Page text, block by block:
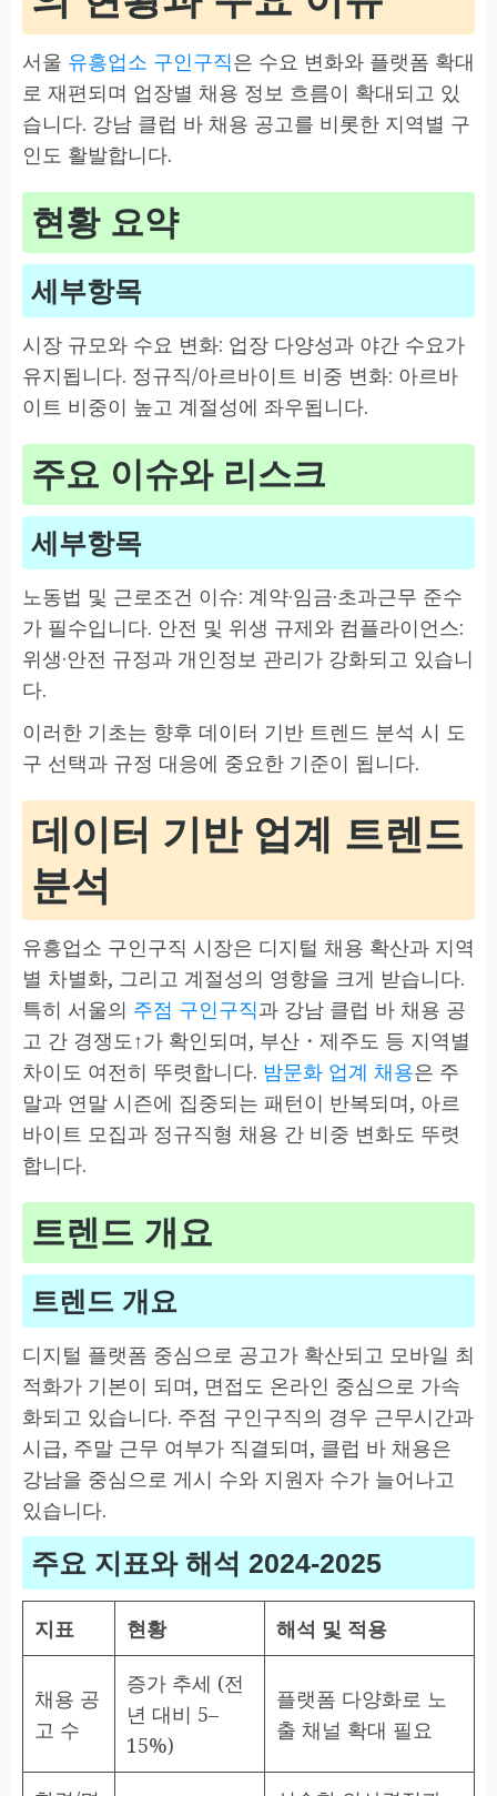
서울 유흥업소 구인구직은 수요 변화와 플랫폼 확대
로 재편되며 업장별 채용 정보 흐름이 확대되고 있
습니다. 강남 클럽 바 채용 공고를 비롯한 지역별 구
인도 활발합니다.
현황 요약
세부항목
시장 규모와 수요 변화: 업장 다양성과 야간 수요가
유지됩니다. 정규직/아르바이트 비중 변화: 아르바
이트 비중이 높고 계절성에 좌우됩니다.
주요 이슈와 리스크
세부항목
노동법 및 근로조건 이슈: 계약·임금·초과근무 준수
가 필수입니다. 안전 및 위생 규제와 컴플라이언스:
위생·안전 규정과 개인정보 관리가 강화되고 있습니
다.
이러한 기초는 향후 데이터 기반 트렌드 분석 시 도
구 선택과 규정 대응에 중요한 기준이 됩니다.
데이터 기반 업계 트렌드
분석
유흥업소 구인구직 시장은 디지털 채용 확산과 지역
별 차별화, 그리고 계절성의 영향을 크게 받습니다.
특히 서울의 주점 구인구직과 강남 클럽 바 채용 공
고 간 경쟁도↑가 확인되며, 부산・제주도 등 지역별
차이도 여전히 뚜렷합니다. 밤문화 업계 채용은 주
말과 연말 시즌에 집중되는 패턴이 반복되며, 아르
바이트 모집과 정규직형 채용 간 비중 변화도 뚜렷
합니다.
트렌드 개요
트렌드 개요
디지털 플랫폼 중심으로 공고가 확산되고 모바일 최
적화가 기본이 되며, 면접도 온라인 중심으로 가속
화되고 있습니다. 주점 구인구직의 경우 근무시간과
시급, 주말 근무 여부가 직결되며, 클럽 바 채용은
강남을 중심으로 게시 수와 지원자 수가 늘어나고
있습니다.
주요 지표와 해석 2024-2025
지표 현황 해석 및 적용
채용 공
고 수
증가 추세 (전
년 대비 5–
15%)
플랫폼 다양화로 노
출 채널 확대 필요